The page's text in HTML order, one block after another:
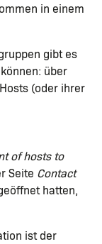
in einem
gibt es
über
(oder ihrer
of hosts to
Seite Contact
hatten,
ist der